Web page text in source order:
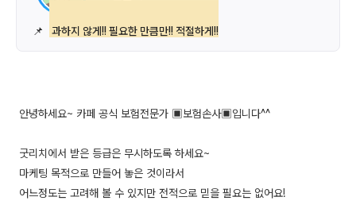
📌 과하지 않게!! 필요한 만큼만!! 적절하게!!
안녕하세요~ 카페 공식 보험전문가 ▣보험손사▣입니다^^
굿리치에서 받은 등급은 무시하도록 하세요~
마케팅 목적으로 만들어 놓은 것이라서
어느정도는 고려해 볼 수 있지만 전적으로 믿을 필요는 없어요!